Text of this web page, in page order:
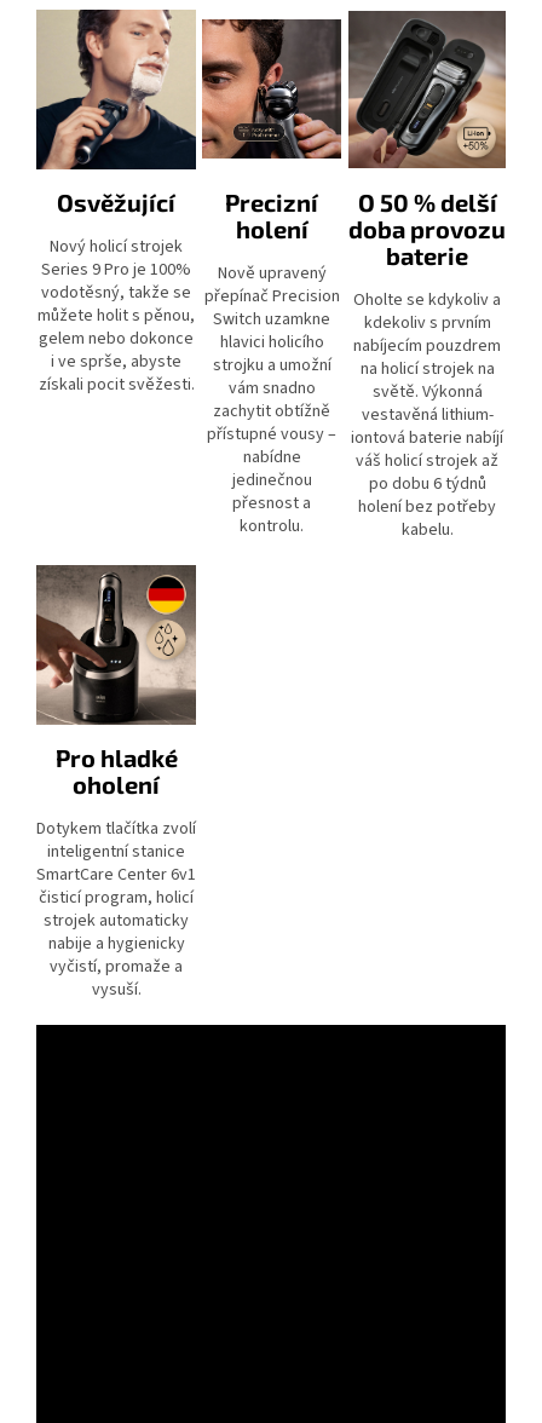
Osvěžující
Nový holicí strojek
Series 9 Pro je 100%
vodotěsný, takže se
můžete holit s pěnou,
gelem nebo dokonce
i ve sprše, abyste
získali pocit svěžesti.
Precizní
holení
Nově upravený
přepínač Precision
Switch uzamkne
hlavici holicího
strojku a umožní
vám snadno
zachytit obtížně
přístupné vousy –
nabídne
jedinečnou
přesnost a
kontrolu.
O 50 % delší
doba provozu
baterie
Oholte se kdykoliv a
kdekoliv s prvním
nabíjecím pouzdrem
na holicí strojek na
světě. Výkonná
vestavěná lithium-
iontová baterie nabíjí
váš holicí strojek až
po dobu 6 týdnů
holení bez potřeby
kabelu.
Pro hladké
oholení
Dotykem tlačítka zvolí
inteligentní stanice
SmartCare Center 6v1
čisticí program, holicí
strojek automaticky
nabije a hygienicky
vyčistí, promaže a
vysuší.